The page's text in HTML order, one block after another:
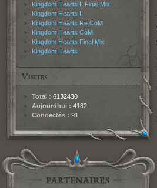
Kingdom Hearts II Final Mix
Kingdom Hearts II
Kingdom Hearts Re:CoM
Kingdom Hearts CoM
Kingdom Hearts Final Mix
Kingdom Hearts
Total : 6132430
Aujourdhui : 4182
Connectés : 91